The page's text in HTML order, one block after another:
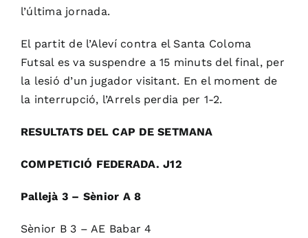
l’última jornada.
El partit de l’Aleví contra el Santa Coloma
Futsal es va suspendre a 15 minuts del final, per
la lesió d’un jugador visitant. En el moment de
la interrupció, l’Arrels perdia per 1-2.
RESULTATS DEL CAP DE SETMANA
COMPETICIÓ FEDERADA. J12
Pallejà 3 – Sènior A 8
Sènior B 3 – AE Babar 4